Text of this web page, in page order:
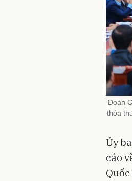
Đoàn
thỏa
Ủy
cáo